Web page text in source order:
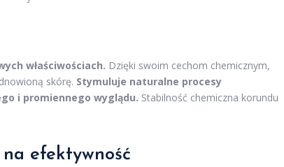
właściwościach. Dzięki swoim cechom chemicznym,
skórę. Stymuluje naturalne procesy
i promiennego wyglądu. Stabilność chemiczna korundu
efektywność